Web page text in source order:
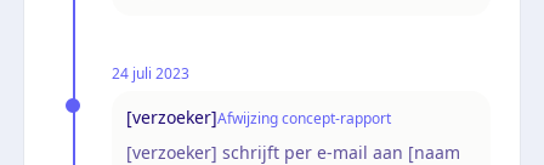
24 juli 2023
[verzoeker]Afwijzing concept-rapport
[verzoeker] schrijft per e-mail aan [naam